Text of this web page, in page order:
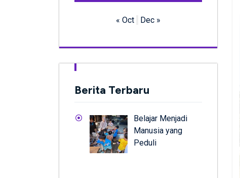
« Oct Dec »
Berita Terbaru
Belajar Menjadi
Manusia yang
Peduli